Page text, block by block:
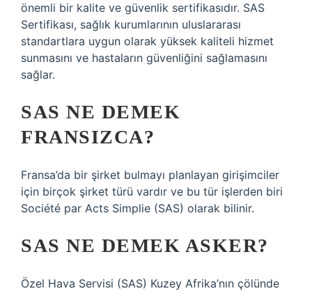
önemli bir kalite ve güvenlik sertifikasıdır. SAS
Sertifikası, sağlık kurumlarının uluslararası
standartlara uygun olarak yüksek kaliteli hizmet
sunmasını ve hastaların güvenliğini sağlamasını
sağlar.
SAS NE DEMEK
FRANSIZCA?
Fransa’da bir şirket bulmayı planlayan girişimciler
için birçok şirket türü vardır ve bu tür işlerden biri
Société par Acts Simplie (SAS) olarak bilinir.
SAS NE DEMEK ASKER?
Özel Hava Servisi (SAS) Kuzey Afrika’nın çölünde